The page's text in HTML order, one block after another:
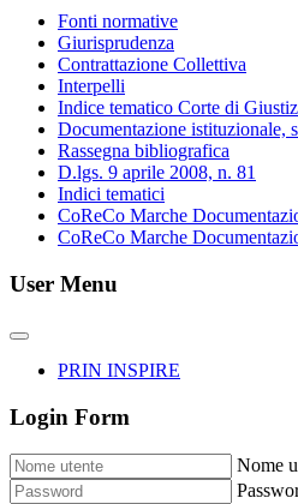
Fonti normative
Giurisprudenza
Contrattazione Collettiva
Interpelli
Indice tematico Corte di
Documentazione istituzionale,
Rassegna bibliografica
D.lgs. 9 aprile 2008, n. 81
Indici tematici
CoReCo Marche
CoReCo Marche
User Menu
PRIN INSPIRE
Login Form
Nome